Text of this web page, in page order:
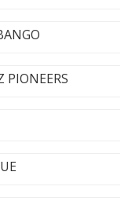
PIONEERS